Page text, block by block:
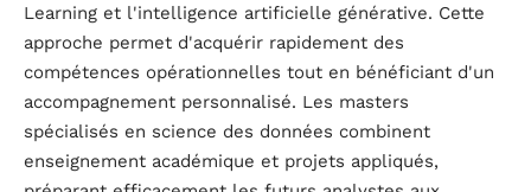
Learning et l'intelligence artificielle générative. Cette
approche permet d'acquérir rapidement des
compétences opérationnelles tout en bénéficiant d'un
accompagnement personnalisé. Les masters
spécialisés en science des données combinent
enseignement académique et projets appliqués,